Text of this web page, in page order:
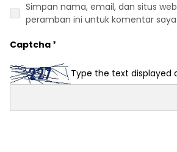
Simpan nama, email, dan situs
peramban ini untuk komentar
Captcha *
Type the text displayed